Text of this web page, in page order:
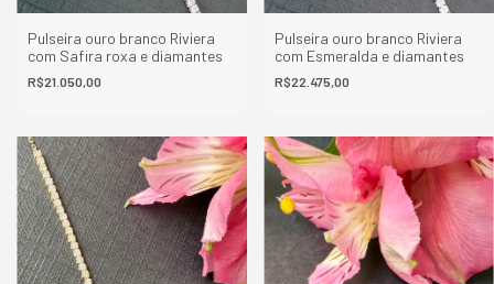
Pulseira ouro branco Riviera
com Safira roxa e diamantes
R$21.050,00
Pulseira ouro branco Riviera
com Esmeralda e diamantes
R$22.475,00